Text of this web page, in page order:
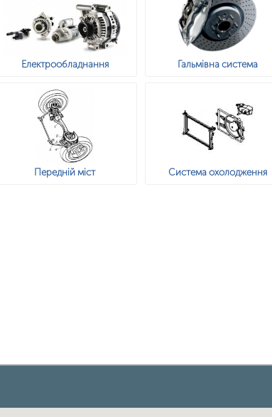
Електрообладнання Гальмівна система
Передній міст Система охолодження